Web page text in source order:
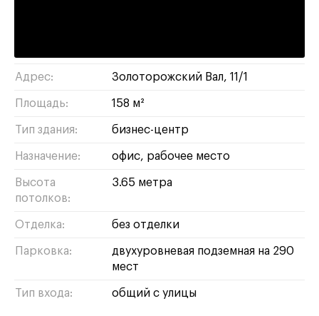
Адрес: Золоторожский Вал, 11/1
Площадь: 158 м²
Тип здания: бизнес-центр
Назначение: офис рабочее место
Высота
потолков:
3.65 метра
Отделка: без отделки
Парковка:
двухуровневая подземная на 290
мест
Тип входа: общий с улицы